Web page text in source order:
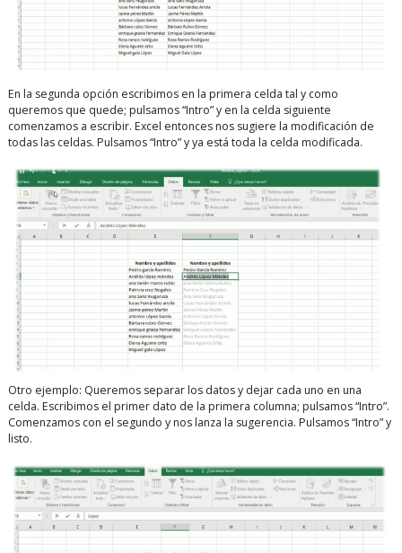
En la segunda opción escribimos en la primera celda tal y como
queremos que quede; pulsamos “Intro” y en la celda siguiente
comenzamos a escribir. Excel entonces nos sugiere la modificación de
todas las celdas. Pulsamos “Intro” y ya está toda la celda modificada.
Otro ejemplo: Queremos separar los datos y dejar cada uno en una
celda. Escribimos el primer dato de la primera columna; pulsamos “Intro”.
Comenzamos con el segundo y nos lanza la sugerencia. Pulsamos “Intro” y
listo.